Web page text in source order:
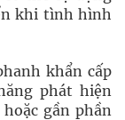
khi tình hình
khẩn cấp
phát hiện
gần phần